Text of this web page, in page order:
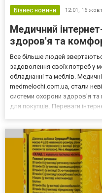
Бізнес новини 12:01, 16
Медичний
здоров'я та
Все більше людей
задоволення своїх потреб у
обладнанні та меблів.
medmelochi.com.ua, стали
системи охорони здоров'я та
для покупців. Переваги